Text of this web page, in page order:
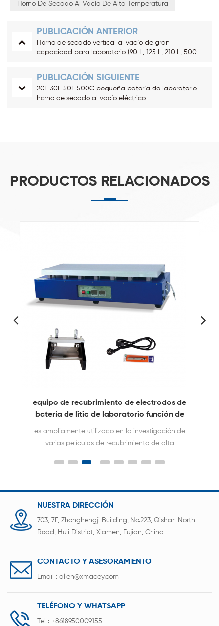
Horno De Secado Al Vacío De Alta Temperatura
PUBLICACIÓN ANTERIOR
Horno de secado vertical al vacío de gran
capacidad para laboratorio (90 L, 125 L, 210 L, 500
PUBLICACIÓN SIGUIENTE
20L 30L 50L 500C pequeña batería de laboratorio
horno de secado al vacío eléctrico
PRODUCTOS RELACIONADOS
equipo de recubrimiento de electrodos de
batería de litio de laboratorio función de
es ampliamente utilizado en la investigación de
varias películas de recubrimiento de alta
películas de cristal, películas de material de
adaptarse al desarrollo de la ciencia y la
tecnología para la formación de películas en
NUESTRA DIRECCIÓN
703, 7F, Zhonghengji Building, No.223, Qishan North
Road, Huli District, Xiamen, Fujian, China
CONTACTO Y ASESORAMIENTO
Email : allen@xmacey.com
TELÉFONO Y WHATSAPP
Tel : +8618950009155